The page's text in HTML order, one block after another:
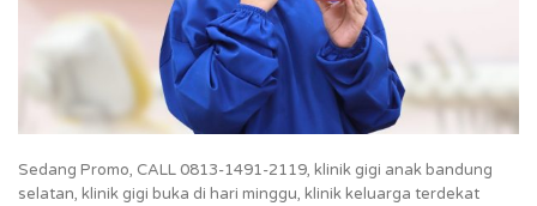
Sedang Promo, CALL 0813-1491-2119, klinik gigi anak bandung
selatan, klinik gigi buka di hari minggu, klinik keluarga terdekat